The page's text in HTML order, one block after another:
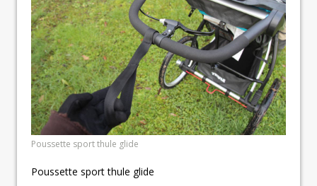
Poussette sport thule glide
Poussette sport thule glide